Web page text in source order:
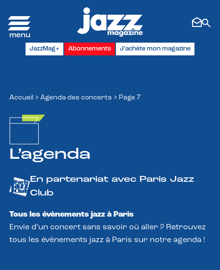
JazzMag+ Abonnements J'achète mon magazine
Accueil > Agenda des concerts > Page 7
L’agenda
En partenariat avec Paris Jazz
Club
Tous les évènements jazz à Paris
Envie d’un concert sans savoir où aller ? Retrouvez
tous les évènements jazz à Paris sur notre agenda !